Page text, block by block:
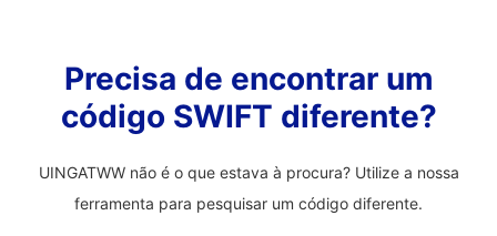
Precisa de encontrar um
código SWIFT diferente?
UINGATWW não é o que estava à procura? Utilize a nossa
ferramenta para pesquisar um código diferente.